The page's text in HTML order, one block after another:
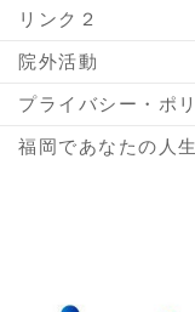
リンク２
院外活動
プライバシー・ポ
福岡であなたの人